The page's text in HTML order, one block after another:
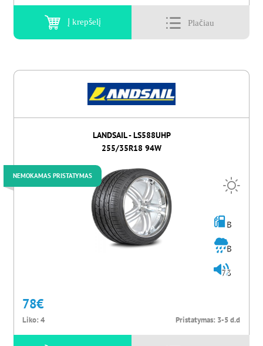
Į krepšelį
LANDSAIL - LS588UHP
255/35R18 94W
NEMOKAMAS PRISTATYMAS
B
B
73
78€
Liko:4 Pristatymas: 3-5 d.d